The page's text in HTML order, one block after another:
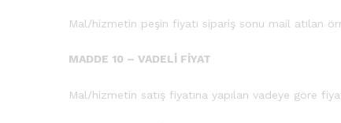
Mal/hizmetin peşin fiyatı sipariş sonu mail atılan
MADDE 10 – VADELİ FİYAT
Mal/hizmetin satış fiyatına yapılan vadeye göre